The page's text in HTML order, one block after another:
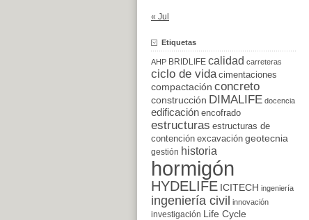
« Jul
Etiquetas
AHP BRIDLIFE calidad carreteras
ciclo de vida cimentaciones
compactación concreto
construcción DIMALIFE docencia
edificación encofrado
estructuras estructuras de
contención excavación geotecnia
gestión historia
hormigón
HYDELIFE ICITECH ingeniería
ingeniería civil innovación
investigación
Life Cycle